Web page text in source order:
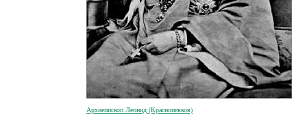
Архиепископ Леонид (Краснопевков)